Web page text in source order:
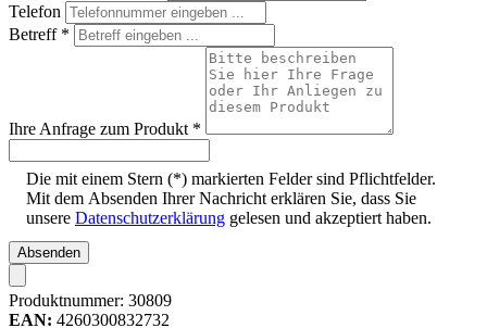
Telefon
Betreff *
Ihre Anfrage zum Produkt *
Die mit einem Stern (*) markierten Felder sind Pflichtfelder.
Mit dem Absenden Ihrer Nachricht erklären Sie, dass Sie
unsere Datenschutzerklärung gelesen und akzeptiert haben.
Absenden
Produktnummer: 30809
EAN: 4260300832732